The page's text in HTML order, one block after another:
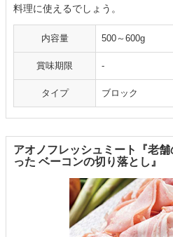
料理に使えるでしょう。
内容量 500～600g
賞味期限 ‐
タイプ ブロック
アオノフレッシュミート『老
った ベーコンの切り落とし』